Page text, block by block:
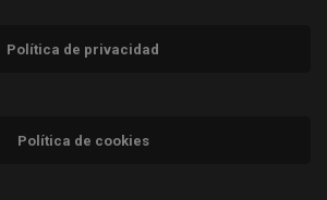
Política de privacidad
Política de cookies